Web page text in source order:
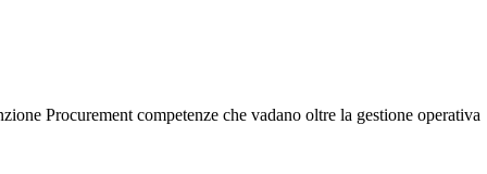
Procurement competenze che vadano oltre la gestione operativa